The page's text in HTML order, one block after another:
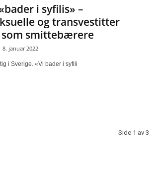
i syfilis» –
og transvestitter
som smittebærere
8. januar 2022
i Sverige. «Vi bader i syfili
Side 1 av 3